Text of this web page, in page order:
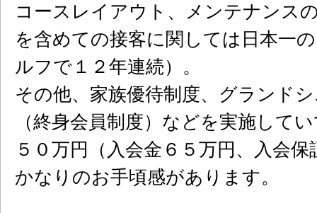
コースレイアウト、メンテナンス
を含めての接客に関しては日本一
ルフで１２年連続）。
その他、家族優待制度、グランド
（終身会員制度）などを実施して
５０万円（入会金６５万円、入会
かなりのお手頃感があります。